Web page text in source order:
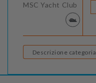
MSC Yacht Club
Descrizione categoria